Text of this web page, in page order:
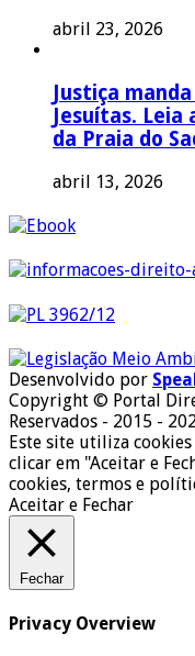
abril 23, 2026
Justiça
Jesuítas.
da Praia do
abril 13, 2026
Desenvolvido por
Copyright © Portal
Reservados - 2015 -
Este site utiliza
clicar em "Aceitar e
cookies, termos e
Aceitar e Fechar
Fechar
Privacy Overview